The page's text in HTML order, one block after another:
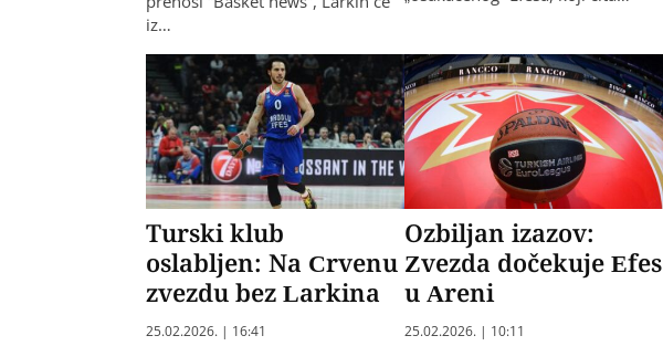
iz…
Turski klub
oslabljen: Na Crvenu
zvezdu bez Larkina
25.02.2026. | 16:41
Ozbiljan izazov:
Zvezda dočekuje Efes
u Areni
25.02.2026. | 10:11